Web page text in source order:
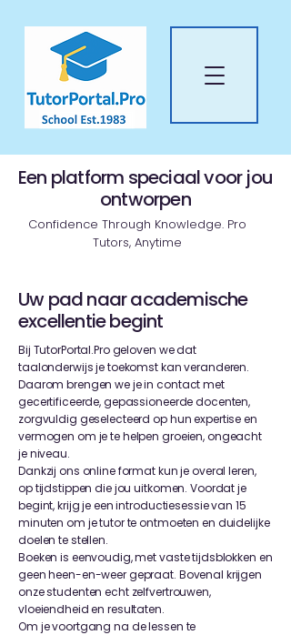
Een platform speciaal voor jou
ontworpen
Confidence Through Knowledge. Pro
Tutors, Anytime
Uw pad naar academische
excellentie begint
Bij TutorPortal.Pro geloven we dat
taalonderwijs je toekomst kan veranderen.
Daarom brengen we je in contact met
gecertificeerde, gepassioneerde docenten,
zorgvuldig geselecteerd op hun expertise en
vermogen om je te helpen groeien, ongeacht
je niveau.
Dankzij ons online format kun je overal leren,
op tijdstippen die jou uitkomen. Voordat je
begint, krijg je een introductiesessie van 15
minuten om je tutor te ontmoeten en duidelijke
doelen te stellen.
Boeken is eenvoudig, met vaste tijdsblokken en
geen heen-en-weer gepraat. Bovenal krijgen
onze studenten echt zelfvertrouwen,
vloeiendheid en resultaten.
Om je voortgang na de lessen te